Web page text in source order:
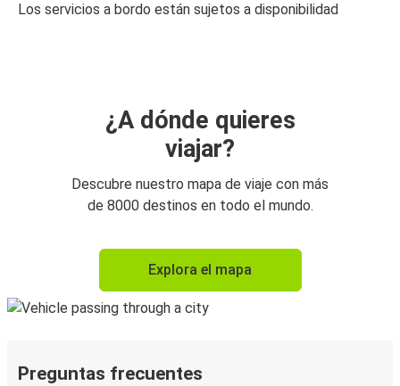
Los servicios a bordo están sujetos a disponibilidad
¿A dónde quieres
viajar?
Descubre nuestro mapa de viaje con más
de 8000 destinos en todo el mundo.
Explora el mapa
Preguntas frecuentes